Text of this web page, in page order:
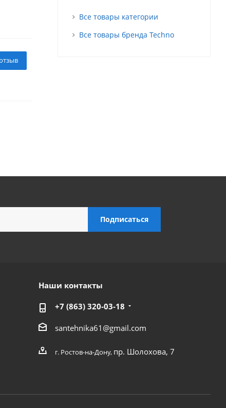
Все товары категории
Все товары бренда Techno
Наши контакты
+7 (863) 320-03-18
santehnika61@gmail.com
г. Ростов-на-Дону, пр. Шолохова, 7